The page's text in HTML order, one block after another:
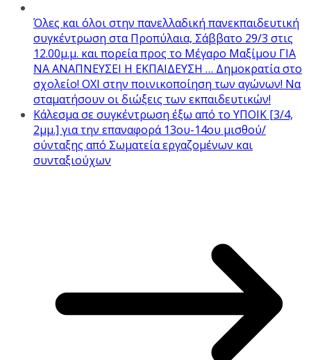
Όλες και όλοι στην πανελλαδική πανεκπαιδευτική
συγκέντρωση στα Προπύλαια, Σάββατο 29/3 στις
12.00μ.μ. και πορεία προς το Μέγαρο Μαξίμου ΓΙΑ
ΝΑ ΑΝΑΠΝΕΥΣΕΙ Η ΕΚΠΑΙΔΕΥΣΗ … Δημοκρατία στο
σχολείο! ΟΧΙ στην ποινικοποίηση των αγώνων! Να
σταματήσουν οι διώξεις των εκπαιδευτικών!
Κάλεσμα σε συγκέντρωση έξω από το ΥΠΟΙΚ [3/4,
2μμ.] για την επαναφορά 13ου-14ου μισθού/
σύνταξης από Σωματεία εργαζομένων και
συνταξιούχων